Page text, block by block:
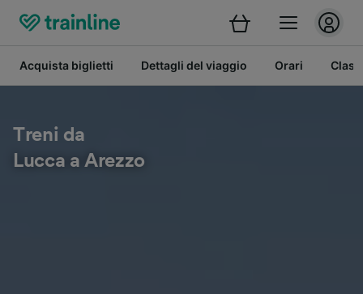
Acquista biglietti Dettagli del viaggio Orari
Treni da
Lucca a Arezzo